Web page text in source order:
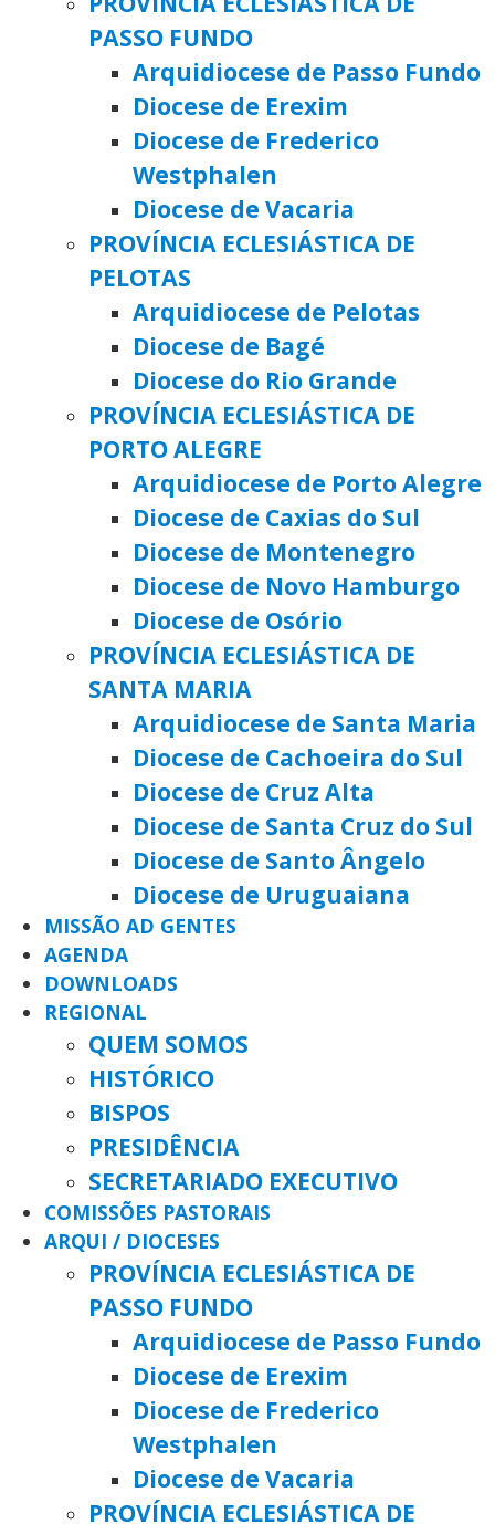
PASSO FUNDO
Arquidiocese de Passo Fundo
Diocese de Erexim
Diocese de Frederico
Westphalen
Diocese de Vacaria
PROVÍNCIA ECLESIÁSTICA DE
PELOTAS
Arquidiocese de Pelotas
Diocese de Bagé
Diocese do Rio Grande
PROVÍNCIA ECLESIÁSTICA DE
PORTO ALEGRE
Arquidiocese de Porto Alegre
Diocese de Caxias do Sul
Diocese de Montenegro
Diocese de Novo Hamburgo
Diocese de Osório
PROVÍNCIA ECLESIÁSTICA DE
SANTA MARIA
Arquidiocese de Santa Maria
Diocese de Cachoeira do Sul
Diocese de Cruz Alta
Diocese de Santa Cruz do Sul
Diocese de Santo Ângelo
Diocese de Uruguaiana
MISSÃO AD GENTES
AGENDA
DOWNLOADS
REGIONAL
QUEM SOMOS
HISTÓRICO
BISPOS
PRESIDÊNCIA
SECRETARIADO EXECUTIVO
COMISSÕES PASTORAIS
ARQUI / DIOCESES
PROVÍNCIA ECLESIÁSTICA DE
PASSO FUNDO
Arquidiocese de Passo Fundo
Diocese de Erexim
Diocese de Frederico
Westphalen
Diocese de Vacaria
PROVÍNCIA ECLESIÁSTICA DE